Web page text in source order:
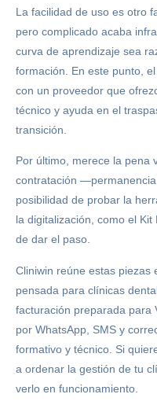
La facilidad de uso es otro
pero complicado acaba
curva de aprendizaje sea
formación. En este punto,
con un proveedor que
técnico y ayuda en el
transición.
Por último, merece la pena
contratación
posibilidad de probar la
la digitalización, como el
de dar el paso.
Cliniwin reúne estas piezas
pensada para clínicas
facturación preparada para
por WhatsApp, SMS y
formativo y técnico. Si
a ordenar la gestión de tu
verlo en funcionamiento.